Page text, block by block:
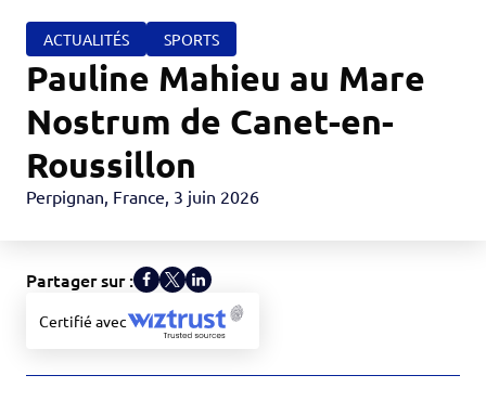
ACTUALITÉS SPORTS
Pauline Mahieu au Mare
Nostrum de Canet-en-
Roussillon
Perpignan, France, 3 juin 2026
Partager sur :
Certifié avec